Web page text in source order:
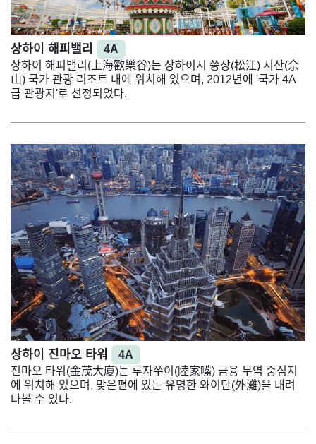
상하이 해피밸리
4A
상하이 해피밸리(上海歡樂谷)는 상하이시 쑹장(松江) 서산(佘
山) 국가 관광 리조트 내에 위치해 있으며, 2012년에 '국가 4A
급 관광지'로 선정되었다.
상하이 진마오 타워
4A
진마오 타워(金茂大廈)는 루자쭈이(陸家嘴) 금융 무역 중심지
에 위치해 있으며, 맞은편에 있는 유명한 와이탄(外灘)을 내려
다볼 수 있다.